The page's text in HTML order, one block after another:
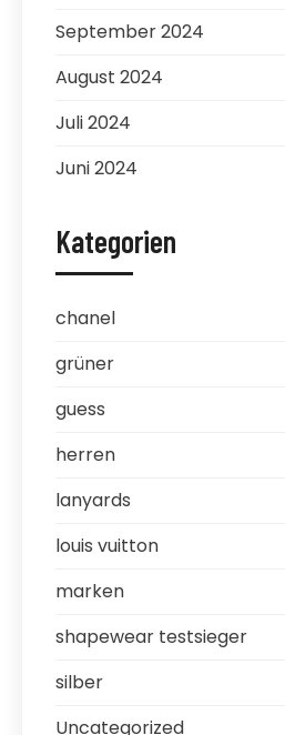
September 2024
August 2024
Juli 2024
Juni 2024
Kategorien
chanel
grüner
guess
herren
lanyards
louis vuitton
marken
shapewear testsieger
silber
Uncategorized